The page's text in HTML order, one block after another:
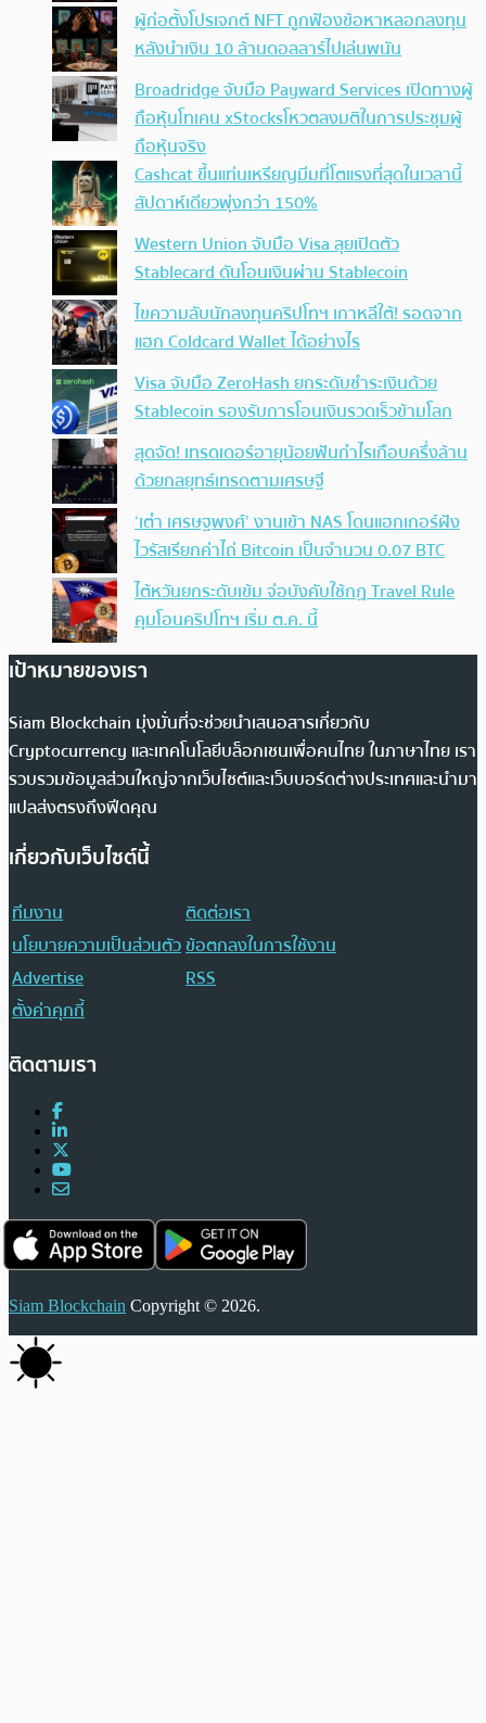
ผู้ก่อตั้งโปรเจกต์ NFT ถูกฟ้องข้อหาหลอกลงทุน
หลังนำเงิน 10 ล้านดอลลาร์ไปเล่นพนัน
Broadridge จับมือ Payward Services เปิดทางผู้
ถือหุ้นโทเคน xStocksโหวตลงมติในการประชุมผู้
ถือหุ้นจริง
Cashcat ขึ้นแท่นเหรียญมีมที่โตแรงที่สุดในเวลานี้
สัปดาห์เดียวพุ่งกว่า 150%
Western Union จับมือ Visa ลุยเปิดตัว
Stablecard ดันโอนเงินผ่าน Stablecoin
ไขความลับนักลงทุนคริปโทฯ เกาหลีใต้! รอดจาก
แฮก Coldcard Wallet ได้อย่างไร
Visa จับมือ ZeroHash ยกระดับชำระเงินด้วย
Stablecoin รองรับการโอนเงินรวดเร็วข้ามโลก
สุดจัด! เทรดเดอร์อายุน้อยฟันกำไรเกือบครึ่งล้าน
ด้วยกลยุทธ์เทรดตามเศรษฐี
‘เต๋า เศรษฐพงศ์’ งานเข้า NAS โดนแฮกเกอร์ฝัง
ไวรัสเรียกค่าไถ่ Bitcoin เป็นจำนวน 0.07 BTC
ไต้หวันยกระดับเข้ม จ่อบังคับใช้กฏ Travel Rule
คุมโอนคริปโทฯ เริ่ม ต.ค. นี้
เป้าหมายของเรา
Siam Blockchain มุ่งมั่นที่จะช่วยนำเสนอสารเกี่ยวกับ
Cryptocurrency และเทคโนโลยีบล็อกเชนเพื่อคนไทย ในภาษาไทย เรา
รวบรวมข้อมูลส่วนใหญ่จากเว็บไซต์และเว็บบอร์ดต่างประเทศและนำมา
แปลส่งตรงถึงฟีดคุณ
เกี่ยวกับเว็บไซต์นี้
ทีมงาน
ติดต่อเรา
นโยบายความเป็นส่วนตัวข้อตกลงในการใช้งาน
Advertise
RSS
ตั้งค่าคุกกี้
ติดตามเรา
Siam Blockchain Copyright © 2026.